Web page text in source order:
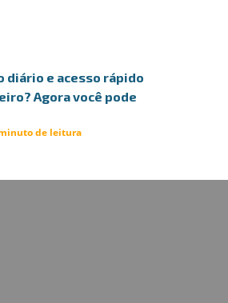
diário e acesso rápido
Agora você pode
de leitura